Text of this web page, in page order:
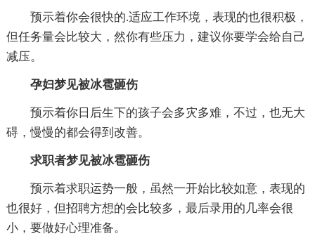
预示着你会很快的.适应工作环境，表现的也很积极，
但任务量会比较大，然你有些压力，建议你要学会给自己
减压。
孕妇梦见被冰雹砸伤
预示着你日后生下的孩子会多灾多难，不过，也无大
碍，慢慢的都会得到改善。
求职者梦见被冰雹砸伤
预示着求职运势一般，虽然一开始比较如意，表现的
也很好，但招聘方想的会比较多，最后录用的几率会很
小，要做好心理准备。